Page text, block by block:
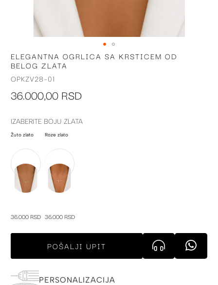
Skip
to
the
of
gallery
ELEGANTNA OGRLICA SA KRSTICEM OD
BELOG ZLATA
OPKZV28-01
36.000,00 RSD
IZABERITE BOJU ZLATA
Žuto zlato
36.000 RSD
Roze zlato
36.000 RSD
POŠALJI UPIT
PERSONALIZACIJA